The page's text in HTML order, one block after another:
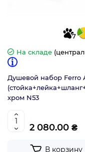
7
На складе
Душевой набор Ferro
хром N53
2 080.00 ₴
В корзину